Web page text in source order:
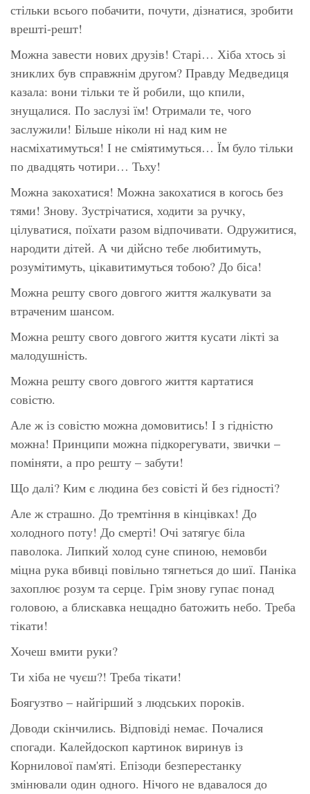
стільки всього побачити, почути, дізнатися, зробити
врешті-решт!
Можна завести нових друзів! Старі… Хіба хтось зі
зниклих був справжнім другом? Правду Медведиця
казала: вони тільки те й робили, що кпили,
знущалися. По заслузі їм! Отримали те, чого
заслужили! Більше ніколи ні над ким не
насміхатимуться! І не сміятимуться… Їм було тільки
по двадцять чотири… Тьху!
Можна закохатися! Можна закохатися в когось без
тями! Знову. Зустрічатися, ходити за ручку,
цілуватися, поїхати разом відпочивати. Одружитися,
народити дітей. А чи дійсно тебе любитимуть,
розумітимуть, цікавитимуться тобою? До біса!
Можна решту свого довгого життя жалкувати за
втраченим шансом.
Можна решту свого довгого життя кусати лікті за
малодушність.
Можна решту свого довгого життя картатися
совістю.
Але ж із совістю можна домовитись! І з гідністю
можна! Принципи можна підкорегувати, звички –
поміняти, а про решту – забути!
Що далі? Ким є людина без совісті й без гідності?
Але ж страшно. До тремтіння в кінцівках! До
холодного поту! До смерті! Очі затягує біла
паволока. Липкий холод суне спиною, немовби
міцна рука вбивці повільно тягнеться до шиї. Паніка
захоплює розум та серце. Грім знову гупає понад
головою, а блискавка нещадно батожить небо. Треба
тікати!
Хочеш вмити руки?
Ти хіба не чуєш?! Треба тікати!
Боягузтво – найгірший з людських пороків.
Доводи скінчились. Відповіді немає. Почалися
спогади. Калейдоскоп картинок виринув із
Корнилової пам'яті. Епізоди безперестанку
змінювали один одного. Нічого не вдавалося до